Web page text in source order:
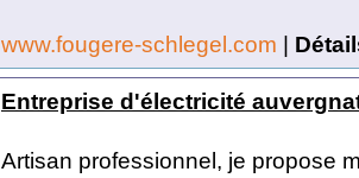
www.fougere-schlegel.com |
Entreprise d'électricité
Artisan professionnel, je propose